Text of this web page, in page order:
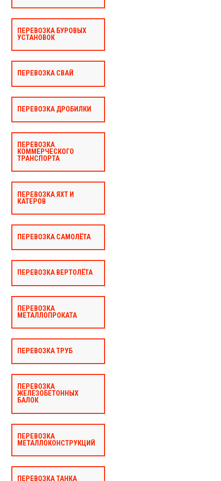
ПЕРЕВОЗКА БУРОВЫХ
УСТАНОВОК
ПЕРЕВОЗКА СВАЙ
ПЕРЕВОЗКА ДРОБИЛКИ
ПЕРЕВОЗКА
КОММЕРЧЕСКОГО
ТРАНСПОРТА
ПЕРЕВОЗКА ЯХТ И
КАТЕРОВ
ПЕРЕВОЗКА САМОЛЁТА
ПЕРЕВОЗКА ВЕРТОЛЁТА
ПЕРЕВОЗКА
МЕТАЛЛОПРОКАТА
ПЕРЕВОЗКА ТРУБ
ПЕРЕВОЗКА
ЖЕЛЕЗОБЕТОННЫХ
БАЛОК
ПЕРЕВОЗКА
МЕТАЛЛОКОНСТРУКЦИЙ
ПЕРЕВОЗКА ТАНКА